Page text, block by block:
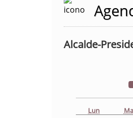
Alcalde-
Lun